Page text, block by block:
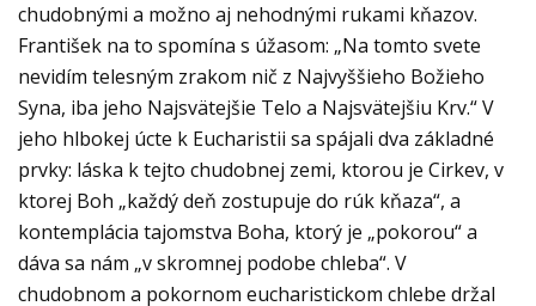
chudobnými a možno aj nehodnými rukami kňazov.
František na to spomína s úžasom: „Na tomto svete
nevidím telesným zrakom nič z Najvyššieho Božieho
Syna, iba jeho Najsvätejšie Telo a Najsvätejšiu Krv.“ V
jeho hlbokej úcte k Eucharistii sa spájali dva základné
prvky: láska k tejto chudobnej zemi, ktorou je Cirkev, v
ktorej Boh „každý deň zostupuje do rúk kňaza“, a
kontemplácia tajomstva Boha, ktorý je „pokorou“ a
dáva sa nám „v skromnej podobe chleba“. V
chudobnom a pokornom eucharistickom chlebe držal